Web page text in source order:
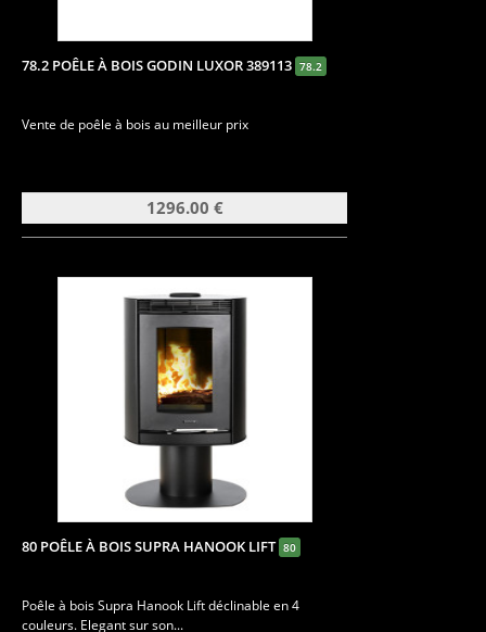
78.2 POÊLE À BOIS GODIN LUXOR 389113 78.2
Vente de poêle à bois au meilleur prix
1296.00 €
80 POÊLE À BOIS SUPRA HANOOK LIFT 80
Poêle à bois Supra Hanook Lift déclinable en 4
couleurs. Elegant sur son...